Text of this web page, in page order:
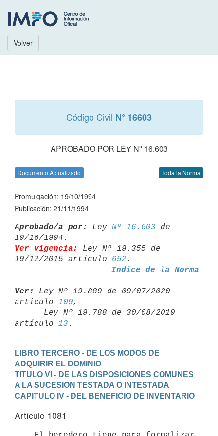
Volver
Código Civil N° 16603
APROBADO POR LEY Nº 16.603
Documento Actualizado Toda la Norma
Promulgación: 19/10/1994
Publicación: 21/11/1994
Aprobado/a por: Ley Nº 16.603 de
Ver vigencia:
Ley Nº 19.355 de
19/12/2015 artículo 652
Indice de la Norma
Ver:
Ley Nº 19.889 de 09/07/2020
artículo 109,
artículo 13
LIBRO TERCERO - DE LOS MODOS DE
ADQUIRIR EL DOMINIO
TITULO VI - DE LAS DISPOSICIONES COMUNES
A LA SUCESION TESTADA O INTESTADA
CAPITULO IV - DEL BENEFICIO DE INVENTARIO
Artículo 1081